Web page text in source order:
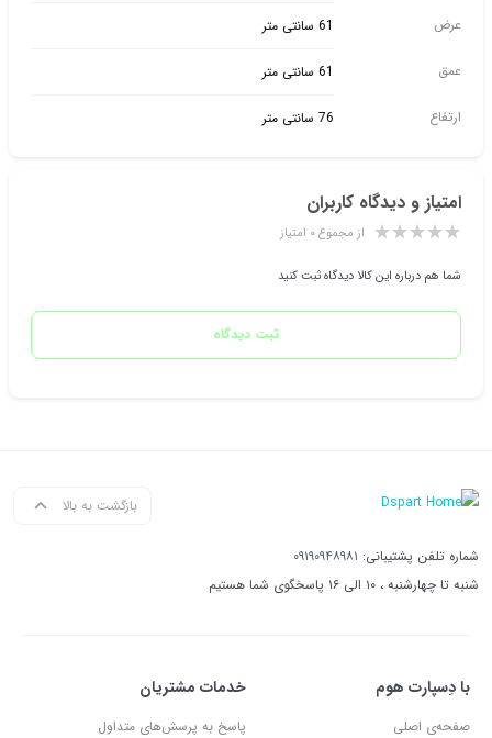
عرض 61 سانتی متر
عمق 61 سانتی متر
ارتفاع 76 سانتی متر
امتیاز و دیدگاه کاربران
از مجموع ۰ امتیاز
شما هم درباره این کالا دیدگاه ثبت کنید
ثبت دیدگاه
بازگشت به بالا
شماره تلفن پشتیبانی: ۰۹۱۹۰۹۴۸۹۸۱
شنبه تا چهارشنبه ، ۱۰ الی ۱۶ پاسخگوی شما هستیم
با دِسپارت هوم
صفحه‌ی اصلی
خدمات مشتریان
پاسخ به پرسش‌های متداول